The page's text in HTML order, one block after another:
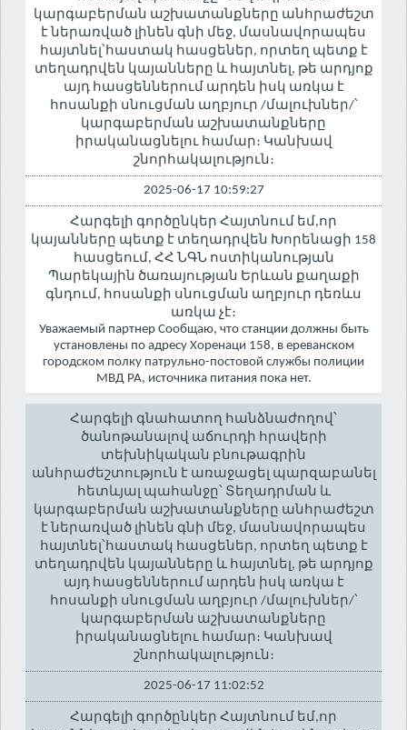
կարգաբերման աշխատանքները անհրաժեշտ
է ներառված լինեն գնի մեջ, մասնավորապես
հայտնել՝հաստակ հասցեներ, որտեղ պետք է
տեղադրվեն կայանները և հայտնել, թե արդյոք
այդ հասցեններում արդեն իսկ առկա է
հոսանքի սնուցման աղբյուր /մալուխներ/՝
կարգաբերման աշխատանքները
իրականացնելու համար։ Կանխավ
շնորհակալություն։
2025-06-17 10:59:27
Հարգելի գործընկեր Հայտնում եմ,որ
կայանները պետք է տեղադրվեն Խորենացի 158
հասցեում, ՀՀ ՆԳՆ ոստիկանության
Պարեկային ծառայության Երևան քաղաքի
գնդում, հոսանքի սնուցման աղբյուր դեռևս
առկա չէ։
Уважаемый партнер Сообщаю, что станции должны быть
установлены по адресу Хоренаци 158, в ереванском
городском полку патрульно-постовой службы полиции
МВД РА, источника питания пока нет.
Հարգելի գնահատող հանձնաժողով՝
ծանոթանալով աճուրդի հրավերի
տեխնիկական բնութագրին
անհրաժեշտություն է առաջացել պարզաբանել
հետևյալ պահանջը՝ Տեղադրման և
կարգաբերման աշխատանքները անհրաժեշտ
է ներառված լինեն գնի մեջ, մասնավորապես
հայտնել՝հաստակ հասցեներ, որտեղ պետք է
տեղադրվեն կայանները և հայտնել, թե արդյոք
այդ հասցեններում արդեն իսկ առկա է
հոսանքի սնուցման աղբյուր /մալուխներ/՝
կարգաբերման աշխատանքները
իրականացնելու համար։ Կանխավ
շնորհակալություն։
2025-06-17 11:02:52
Հարգելի գործընկեր Հայտնում եմ,որ